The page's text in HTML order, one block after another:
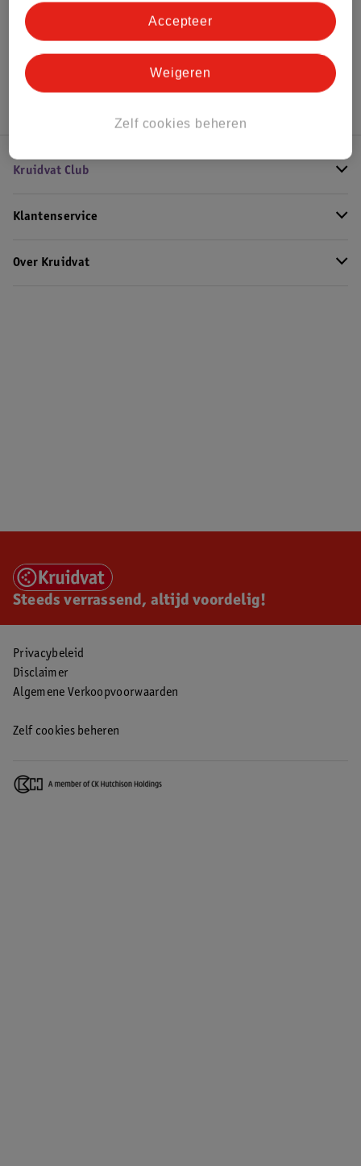
Meer Alle Elektrische tandenborstels
Hoe controleren wij de reviews?
Kruidvat Club
Klantenservice
Over Kruidvat
Steeds verrassend, altijd voordelig!
Privacybeleid
Disclaimer
Algemene Verkoopvoorwaarden
Zelf cookies beheren
Zelf cookies beheren
Weigeren
Accepteer